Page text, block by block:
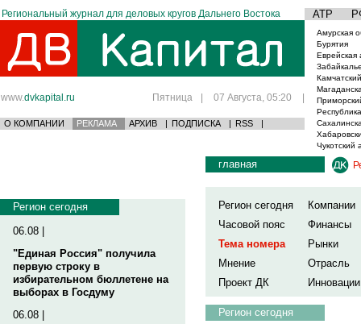
Региональный журнал для деловых кругов Дальнего Востока АТР
www.dvkapital.ru Пятница | 07 Августа, 05:20 |
О КОМПАНИИ РЕКЛАМА АРХИВ | ПОДПИСКА | RSS |
Амурская
Бурятия
Еврейская
Чукотский
Регион сегодня
06.08 |
"Единая Россия" получила
первую строку в
избирательном бюллетене на
выборах в Госдуму
06.08 |
главная
Регион сегодня
Компании
Часовой пояс
Финансы
Тема номера
Рынки
Мнение
Отрасль
Проект ДК
Инновации
Регион сегодня